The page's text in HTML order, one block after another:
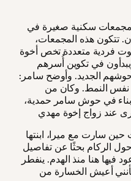
مجمعات سكنية صغيرة في
تتكون هذه المجمعات،
فردية متعددة تخص أخوة
في تكوين أُسرهم
الجديد. وأوضح سامر:
نفس النمط. وكان من
في حوش سامر حمدية،
سارت مع ميرا، ابنتها
الركام بحثًا عن تفاصيل
هنا منذ الهدم. ينفطر
أعيش الخسارة من